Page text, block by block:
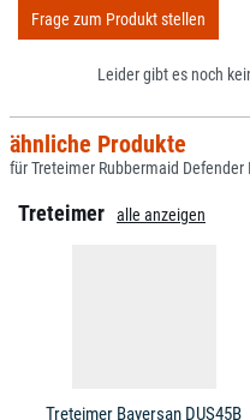
Frage zum Produkt stellen
Leider gibt es noch
ähnliche Produkte
für Treteimer Rubbermaid
Treteimer alle anzeigen
Treteimer Bayersan DUS45B